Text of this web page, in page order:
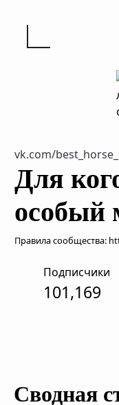
vk.com/
Для
особый
Правила сообщества:
Подписчики
101,169
Сводная